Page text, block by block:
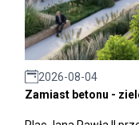
2026-08-04
Zamiast betonu -